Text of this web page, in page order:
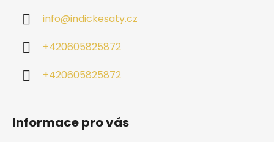
info@indickesaty.cz
+420605825872
+420605825872
Informace pro vás